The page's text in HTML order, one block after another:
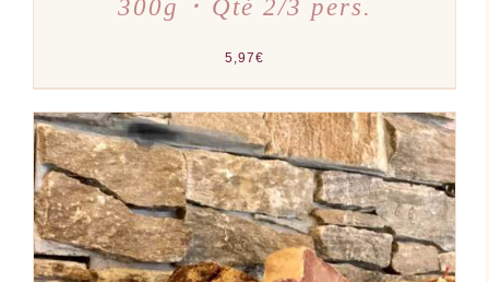
300g ･ Qté 2/3 pers.
5,97€